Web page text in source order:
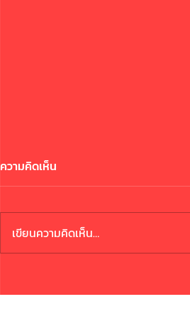
ความคิดเห็น
เขียนความคิดเห็น…